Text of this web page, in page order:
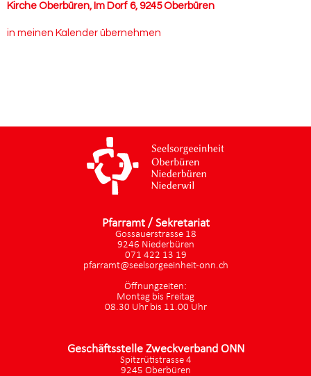
Kirche Oberbüren, Im Dorf 6, 9245 Oberbüren
in meinen Kalender übernehmen
Pfarramt / Sekretariat
Gossauerstrasse 18
9246 Niederbüren
071 422 13 19
pfarramt@seelsorgeeinheit-onn.ch
Öffnungzeiten:
Montag bis Freitag
08.30 Uhr bis 11.00 Uhr
Geschäftsstelle Zweckverband ONN
Spitzrütistrasse 4
9245 Oberbüren